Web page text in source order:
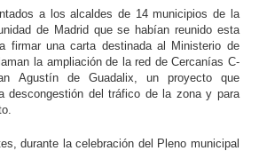
a los alcaldes de 14 municipios de la
de Madrid que se habían reunido esta
firmar una carta destinada al Ministerio de
la ampliación de la red de Cercanías C-
Agustín de Guadalix, un proyecto que
descongestión del tráfico de la zona y para
durante la celebración del Pleno municipal